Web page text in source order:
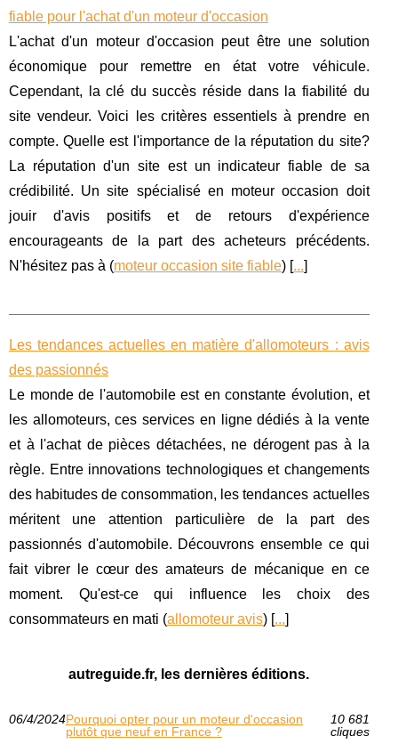
fiable pour l'achat d'un moteur d'occasion
L'achat d'un moteur d'occasion peut être une solution
économique pour remettre en état votre véhicule.
Cependant, la clé du succès réside dans la fiabilité du
site vendeur. Voici les critères essentiels à prendre en
compte. Quelle est l'importance de la réputation du site?
La réputation d'un site est un indicateur fiable de sa
crédibilité. Un site spécialisé en moteur occasion doit
jouir d'avis positifs et de retours d'expérience
encourageants de la part des acheteurs précédents.
N'hésitez pas à (moteur occasion site fiable) [...]
Les tendances actuelles en matière d'allomoteurs : avis
des passionnés
Le monde de l'automobile est en constante évolution, et
les allomoteurs, ces services en ligne dédiés à la vente
et à l'achat de pièces détachées, ne dérogent pas à la
règle. Entre innovations technologiques et changements
des habitudes de consommation, les tendances actuelles
méritent une attention particulière de la part des
passionnés d'automobile. Découvrons ensemble ce qui
fait vibrer le cœur des amateurs de mécanique en ce
moment. Qu'est-ce qui influence les choix des
consommateurs en mati (allomoteur avis) [...]
autreguide.fr, les dernières éditions.
06/4/2024Pourquoi opter pour un moteur d'occasion
plutôt que neuf en France ?
10 681
cliques